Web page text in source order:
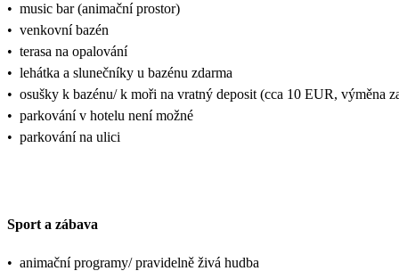
• music bar (animační prostor)
• venkovní bazén
• terasa na opalování
• lehátka a slunečníky u bazénu zdarma
• osušky k bazénu/ k moři na vratný deposit (cca 10 EUR, výměna
• parkování v hotelu není možné
• parkování na ulici
Sport a zábava
• animační programy/ pravidelně živá hudba